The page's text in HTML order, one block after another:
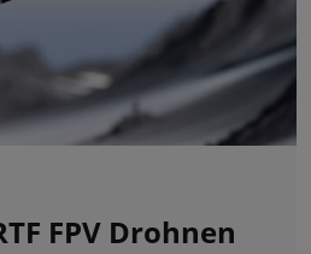
FPV Drohnen